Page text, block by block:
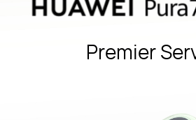
Premier